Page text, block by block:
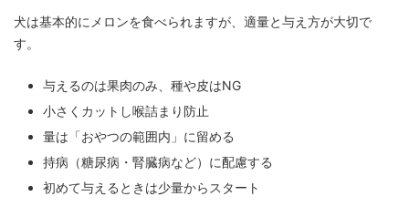
犬は基本的にメロンを食べられますが、適量と与え方が大切で
す。
与えるのは果肉のみ、種や皮はNG
小さくカットし喉詰まり防止
量は「おやつの範囲内」に留める
持病（糖尿病・腎臓病など）に配慮する
初めて与えるときは少量からスタート